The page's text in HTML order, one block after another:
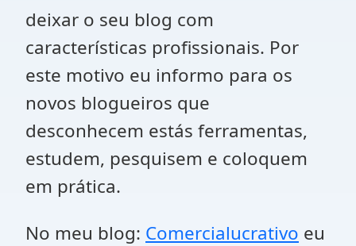
deixar o seu blog com
características profissionais. Por
este motivo eu informo para os
novos blogueiros que
desconhecem estás ferramentas,
estudem, pesquisem e coloquem
em prática.
No meu blog: Comercialucrativo eu